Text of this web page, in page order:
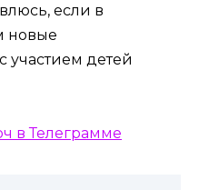
если в
новые
участием детей